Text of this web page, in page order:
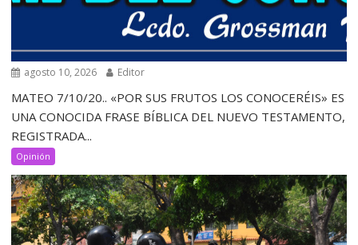
agosto 10, 2026 Editor
MATEO 7/10/20.. «POR SUS FRUTOS LOS CONOCERÉIS» ES
UNA CONOCIDA FRASE BÍBLICA DEL NUEVO TESTAMENTO,
REGISTRADA...
Opinión